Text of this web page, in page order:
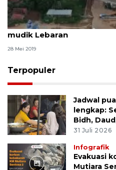
Dishub Jabar: Tol
mudik Lebaran
28 Mei 2019
Terpopuler
Jadwal
lengkap:
Bidh,
31 Juli 2026
Infografik
Evakuasi
Mutiara